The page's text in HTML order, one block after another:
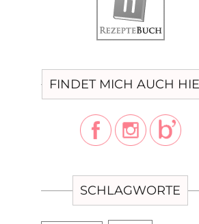
FINDET MICH AUCH
SCHLAGWORTE